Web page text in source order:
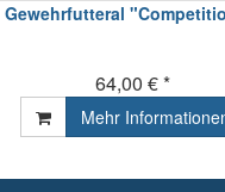
Gewehrfutteral
64,00 € *
Mehr